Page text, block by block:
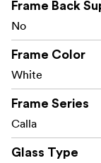
Realizată
grosime
Față din
durabilitate
Grație eleganței
Frame Back
No
Frame Color
White
Frame Series
Calla
Glass Type